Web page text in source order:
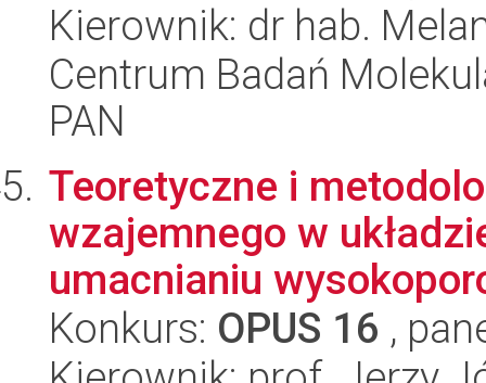
Kierownik: dr hab.
Centrum Badań
PAN
Teoretyczne i
wzajemnego w
umacnianiu
Konkurs: OPUS 16 ,